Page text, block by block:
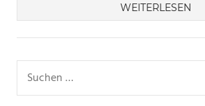
WEITERLESEN
nach: